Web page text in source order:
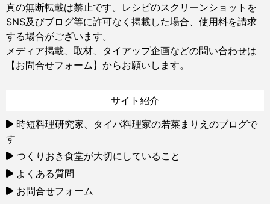
真の無断転載は禁止です。レシピのスクリーンショットを
SNS及びブログ等に許可なく掲載した場合、使用料を請求
する場合がございます。
メディア掲載、取材、タイアップ企画などの問い合わせは
【お問合せフォーム】 からお願いします。
サイト紹介
時短料理研究家、タイパ料理家の若菜まりえのブログで
す
つくりおき食堂が大切にしていること
よくある質問
お問合せフォーム